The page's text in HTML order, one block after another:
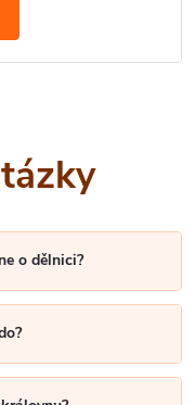
o dělnici?